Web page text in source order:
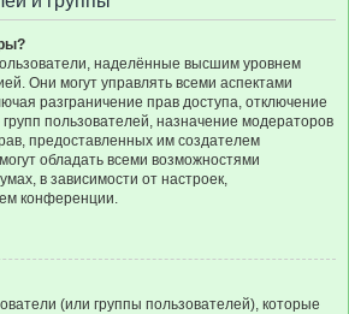
наделённые высшим уровнем
Они могут управлять всеми аспектами
разграничение прав доступа, отключение
пользователей, назначение модераторов
предоставленных им создателем
обладать всеми возможностями
в зависимости от настроек,
конференции.
(или группы пользователей), которые